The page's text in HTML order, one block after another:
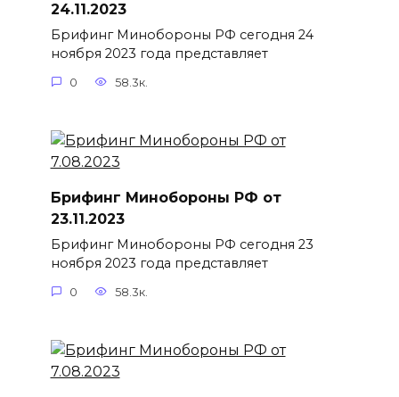
24.11.2023
Брифинг Минобороны РФ сегодня 24
ноября 2023 года представляет
0 58.3к.
Брифинг Минобороны РФ от
23.11.2023
Брифинг Минобороны РФ сегодня 23
ноября 2023 года представляет
0 58.3к.